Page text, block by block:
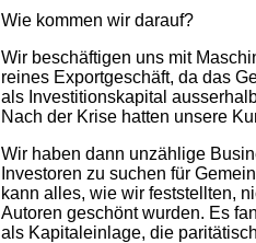
Wie kommen wir darauf?
Wir beschäftigen uns mit
reines Exportgeschäft, da das
als Investitionskapital
Nach der Krise hatten unsere
Wir haben dann unzählige
Investoren zu suchen für
kann alles, wie wir feststellten,
Autoren geschönt wurden. Es
als Kapitaleinlage, die